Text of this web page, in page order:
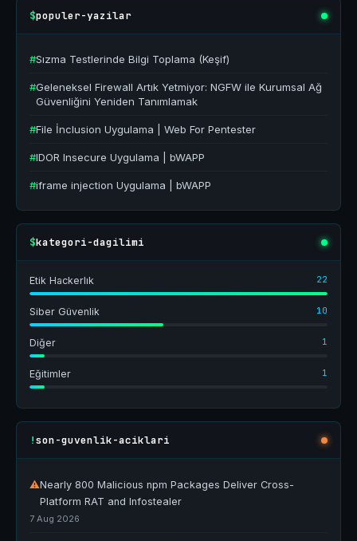
$populer-yazilar
#Sızma Testlerinde Bilgi Toplama (Keşif)
#Geleneksel Firewall Artık Yetmiyor: NGFW ile Kurumsal Ağ
Güvenliğini Yeniden Tanımlamak
#File İnclusion Uygulama | Web For Pentester
#IDOR Insecure Uygulama | bWAPP
#iframe injection Uygulama | bWAPP
$kategori-dagilimi
Etik Hackerlık 22
Siber Güvenlik 10
Diğer 1
Eğitimler 1
!son-guvenlik-aciklari
⚠Nearly 800 Malicious npm Packages Deliver Cross-
Platform RAT and Infostealer
7 Aug 2026